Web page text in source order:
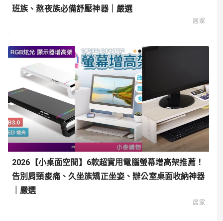
班族、熬夜族必備舒壓神器｜嚴選
居家
2026【小桌面空間】6款超實用電腦螢幕增高架推薦！
告別肩頸痠痛、久坐族矯正坐姿、辦公室桌面收納神器
｜嚴選
居家